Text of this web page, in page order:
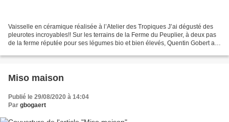
Vaisselle en céramique réalisée à l’Atelier des Tropiques J’ai dégusté des
pleurotes incroyables!! Sur les terrains de la Ferme du Peuplier, à deux pas
de la ferme réputée pour ses légumes bio et bien élevés, Quentin Gobert a
Miso maison
Publié le 29/08/2020 à 14:04
Par gbogaert